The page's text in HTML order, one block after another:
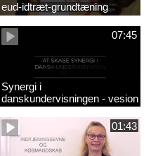
eud-idtræt-grundtæning
07:45
Synergi i
danskundervisningen - vesion
2
01:43